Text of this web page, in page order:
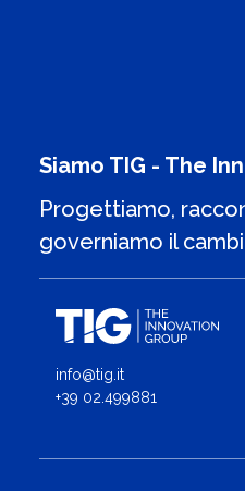
Siamo TIG - The
Progettiamo,
governiamo il
info@tig.it
+39 02.499881